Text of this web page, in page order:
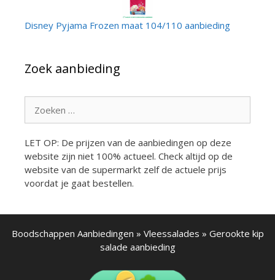
Disney Pyjama Frozen maat 104/110 aanbieding
Zoek aanbieding
naar:
LET OP: De prijzen van de aanbiedingen op deze
website zijn niet 100% actueel. Check altijd op de
website van de supermarkt zelf de actuele prijs
voordat je gaat bestellen.
Boodschappen Aanbiedingen » Vleessalades » Gerookte kip
salade aanbieding